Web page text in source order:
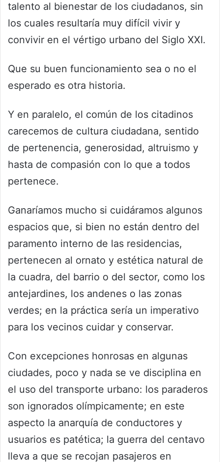
talento al bienestar de los ciudadanos, sin
los cuales resultaría muy difícil vivir y
convivir en el vértigo urbano del Siglo XXI.
Que su buen funcionamiento sea o no el
esperado es otra historia.
Y en paralelo, el común de los citadinos
carecemos de cultura ciudadana, sentido
de pertenencia, generosidad, altruismo y
hasta de compasión con lo que a todos
pertenece.
Ganaríamos mucho si cuidáramos algunos
espacios que, si bien no están dentro del
paramento interno de las residencias,
pertenecen al ornato y estética natural de
la cuadra, del barrio o del sector, como los
antejardines, los andenes o las zonas
verdes; en la práctica sería un imperativo
para los vecinos cuidar y conservar.
Con excepciones honrosas en algunas
ciudades, poco y nada se ve disciplina en
el uso del transporte urbano: los paraderos
son ignorados olímpicamente; en este
aspecto la anarquía de conductores y
usuarios es patética; la guerra del centavo
lleva a que se recojan pasajeros en